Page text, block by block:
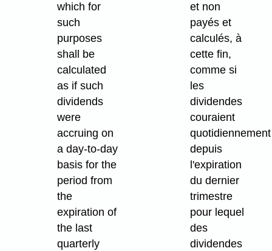
which for
such
purposes
shall be
calculated
as if such
dividends
were
accruing on
a day-to-day
basis for the
period from
the
expiration of
the last
quarterly
et non
payés et
calculés, à
cette fin,
comme si
les
dividendes
couraient
quotidiennement
depuis
l'expiration
du dernier
trimestre
pour lequel
des
dividendes